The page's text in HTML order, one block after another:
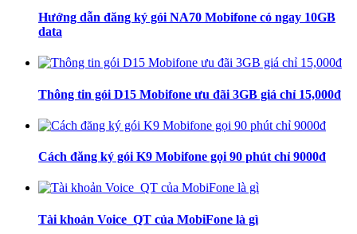
Hướng dẫn đăng ký gói NA70 Mobifone có ngay 10GB
data
Thông tin gói D15 Mobifone ưu đãi 3GB giá chỉ 15,000đ
Cách đăng ký gói K9 Mobifone gọi 90 phút chỉ 9000đ
Tài khoản Voice_QT của MobiFone là gì